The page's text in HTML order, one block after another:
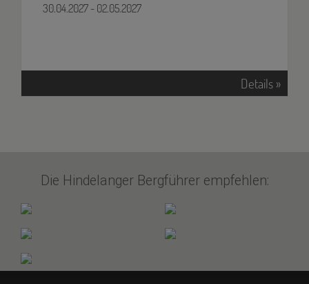
30.04.2027 - 02.05.2027
Details »
Die Hindelanger Bergführer empfehlen: